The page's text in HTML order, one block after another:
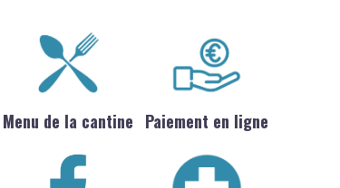
Menu de la cantine Paiement en ligne